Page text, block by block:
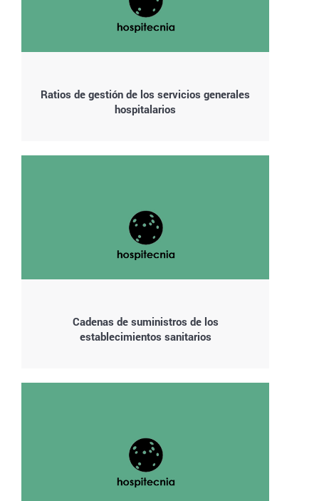
Ratios de gestión de los servicios generales
hospitalarios
Cadenas de suministros de los
establecimientos sanitarios